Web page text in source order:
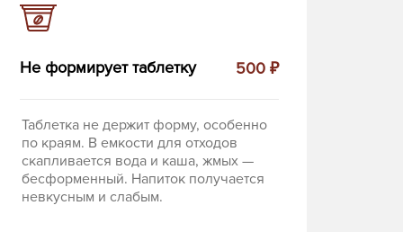
Не формирует таблетку 500 ₽
Таблетка не держит форму, особенно
по краям. В емкости для отходов
скапливается вода и каша, жмых —
бесформенный. Напиток получается
невкусным и слабым.